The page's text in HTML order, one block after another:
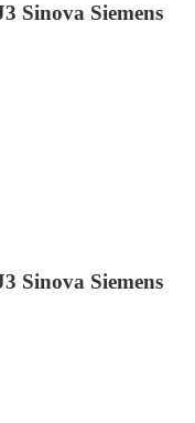
Sinova Siemens
Sinova Siemens